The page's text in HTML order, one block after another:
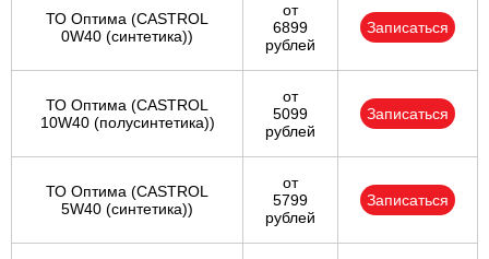
ТО Оптима (CASTROL
0W40 (синтетика))
от
6899
рублей
Записаться
ТО Оптима (CASTROL
10W40 (полусинтетика))
от
5099
рублей
Записаться
ТО Оптима (CASTROL
5W40 (синтетика))
от
5799
рублей
Записаться